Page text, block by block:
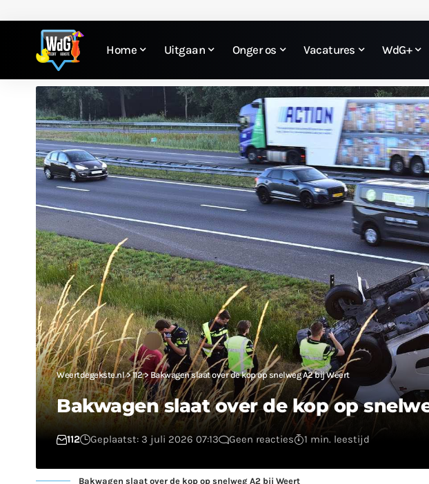
Home Uitgaan Onger os Vacatures WdG+
Weertdegekste.nl>112> Bakwagen slaat over de kop op snelweg A2 bij Weert
Bakwagen slaat over de kop op
112 Geplaatst: 3 juli 2026 07:13 Geen reacties 1 min. leestijd
Bakwagen slaat over de kop op snelweg A2 bij Weert